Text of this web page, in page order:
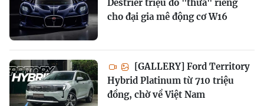
Destrier triệu đô "thửa" riêng
cho đại gia mê động cơ W16
[GALLERY] Ford Territory
Hybrid Platinum từ 710 triệu
đồng, chờ về Việt Nam